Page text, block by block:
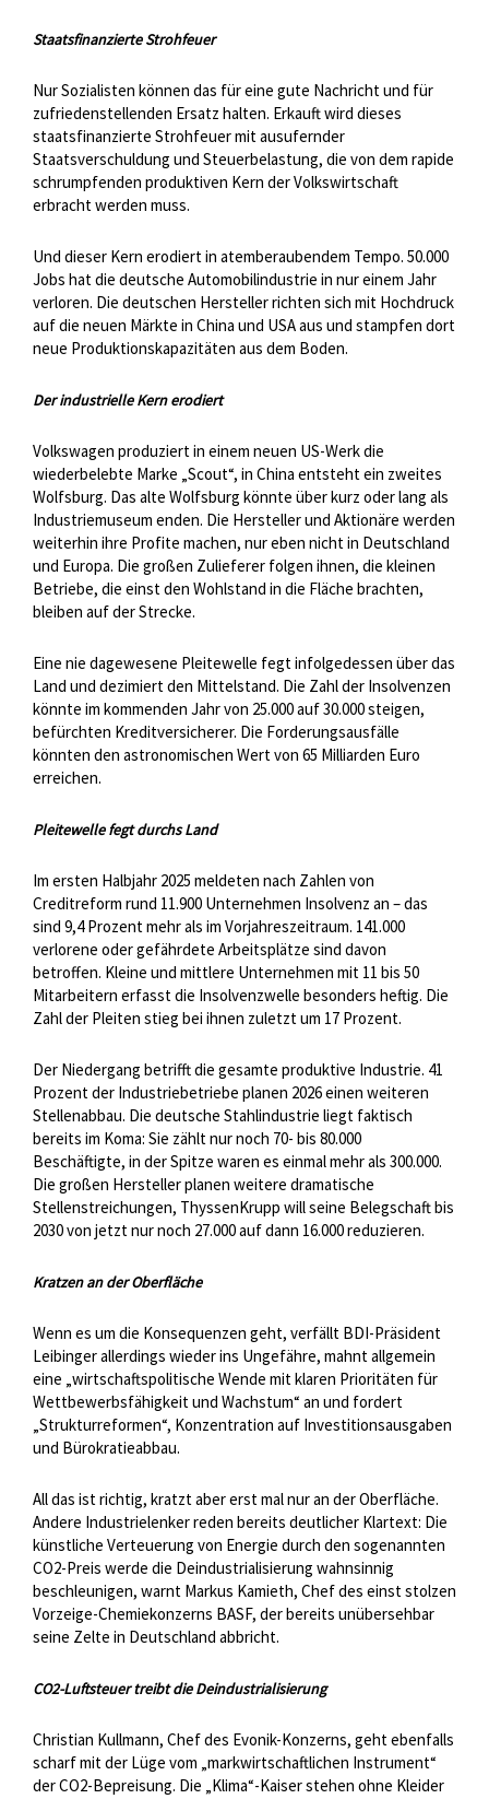
Staatsfinanzierte Strohfeuer
Nur Sozialisten können das für eine gute Nachricht und für
zufriedenstellenden Ersatz halten. Erkauft wird dieses
staatsfinanzierte Strohfeuer mit ausufernder
Staatsverschuldung und Steuerbelastung, die von dem rapide
schrumpfenden produktiven Kern der Volkswirtschaft
erbracht werden muss.
Und dieser Kern erodiert in atemberaubendem Tempo. 50.000
Jobs hat die deutsche Automobilindustrie in nur einem Jahr
verloren. Die deutschen Hersteller richten sich mit Hochdruck
auf die neuen Märkte in China und USA aus und stampfen dort
neue Produktionskapazitäten aus dem Boden.
Der industrielle Kern erodiert
Volkswagen produziert in einem neuen US-Werk die
wiederbelebte Marke „Scout“, in China entsteht ein zweites
Wolfsburg. Das alte Wolfsburg könnte über kurz oder lang als
Industriemuseum enden. Die Hersteller und Aktionäre werden
weiterhin ihre Profite machen, nur eben nicht in Deutschland
und Europa. Die großen Zulieferer folgen ihnen, die kleinen
Betriebe, die einst den Wohlstand in die Fläche brachten,
bleiben auf der Strecke.
Eine nie dagewesene Pleitewelle fegt infolgedessen über das
Land und dezimiert den Mittelstand. Die Zahl der Insolvenzen
könnte im kommenden Jahr von 25.000 auf 30.000 steigen,
befürchten Kreditversicherer. Die Forderungsausfälle
könnten den astronomischen Wert von 65 Milliarden Euro
erreichen.
Pleitewelle fegt durchs Land
Im ersten Halbjahr 2025 meldeten nach Zahlen von
Creditreform rund 11.900 Unternehmen Insolvenz an – das
sind 9,4 Prozent mehr als im Vorjahreszeitraum. 141.000
verlorene oder gefährdete Arbeitsplätze sind davon
betroffen. Kleine und mittlere Unternehmen mit 11 bis 50
Mitarbeitern erfasst die Insolvenzwelle besonders heftig. Die
Zahl der Pleiten stieg bei ihnen zuletzt um 17 Prozent.
Der Niedergang betrifft die gesamte produktive Industrie. 41
Prozent der Industriebetriebe planen 2026 einen weiteren
Stellenabbau. Die deutsche Stahlindustrie liegt faktisch
bereits im Koma: Sie zählt nur noch 70- bis 80.000
Beschäftigte, in der Spitze waren es einmal mehr als 300.000.
Die großen Hersteller planen weitere dramatische
Stellenstreichungen, ThyssenKrupp will seine Belegschaft bis
2030 von jetzt nur noch 27.000 auf dann 16.000 reduzieren.
Kratzen an der Oberfläche
Wenn es um die Konsequenzen geht, verfällt BDI-Präsident
Leibinger allerdings wieder ins Ungefähre, mahnt allgemein
eine „wirtschaftspolitische Wende mit klaren Prioritäten für
Wettbewerbsfähigkeit und Wachstum“ an und fordert
„Strukturreformen“, Konzentration auf Investitionsausgaben
und Bürokratieabbau.
All das ist richtig, kratzt aber erst mal nur an der Oberfläche.
Andere Industrielenker reden bereits deutlicher Klartext: Die
künstliche Verteuerung von Energie durch den sogenannten
CO2-Preis werde die Deindustrialisierung wahnsinnig
beschleunigen, warnt Markus Kamieth, Chef des einst stolzen
Vorzeige-Chemiekonzerns BASF, der bereits unübersehbar
seine Zelte in Deutschland abbricht.
CO2-Luftsteuer treibt die Deindustrialisierung
Christian Kullmann, Chef des Evonik-Konzerns, geht ebenfalls
scharf mit der Lüge vom „markwirtschaftlichen Instrument“
der CO2-Bepreisung. Die „Klima“-Kaiser stehen ohne Kleider